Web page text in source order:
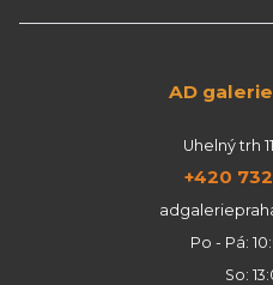
AD galerie
Uhelný trh
+420
Po - Pá:
So: